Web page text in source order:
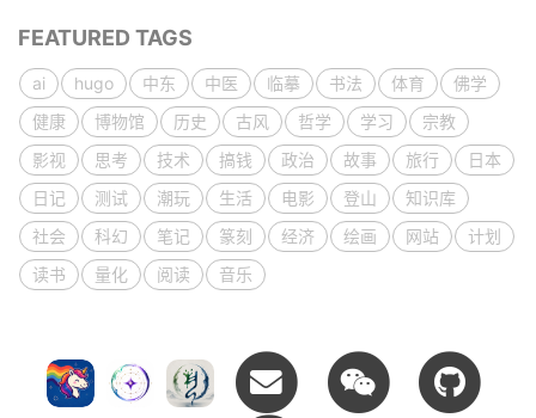
FEATURED TAGS
ai hugo 中东 中医 临摹 书法 体育
佛学
健康
博物馆 历史 古风 哲学 学习
宗教
影视
思考 技术 搞钱 政治 故事 旅行
日本
日记
测试 潮玩 生活 电影 登山
知识库
社会
科幻 笔记 篆刻 经济 绘画 网站
计划
读书
量化 阅读 音乐